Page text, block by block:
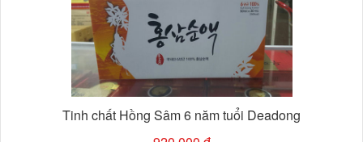
Tinh chất Hồng Sâm 6 năm tuổi Deadong